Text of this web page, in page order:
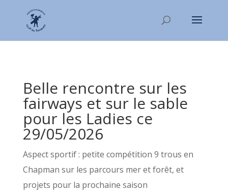
Belle rencontre sur les
fairways et sur le sable
pour les Ladies ce
29/05/2026
Aspect sportif : petite compétition 9 trous en
Chapman sur les parcours mer et forêt, et
projets pour la prochaine saison